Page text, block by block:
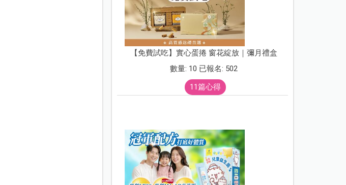
【免費試吃】實心蛋捲 窗花綻放｜彌月禮盒
數量: 10 已報名: 502
11篇心得